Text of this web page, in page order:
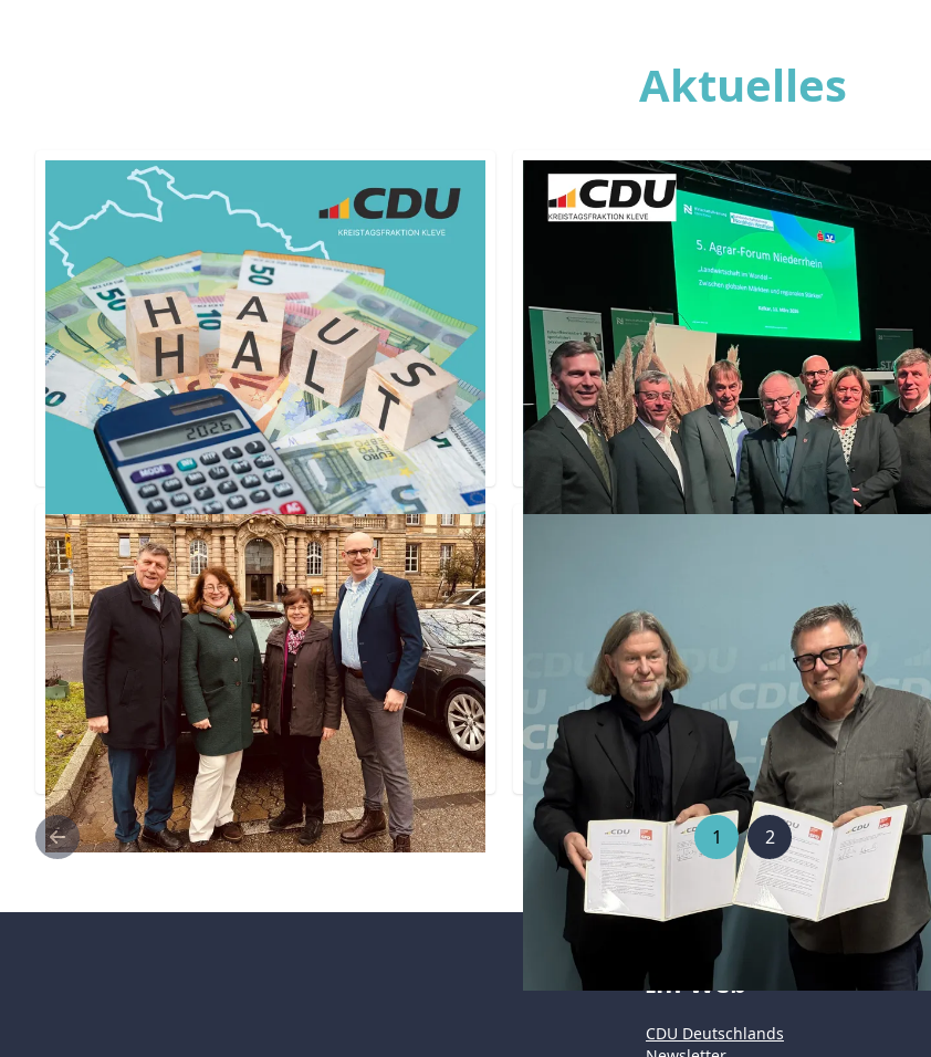
Aktuelles
Haushalt des Kreises Kleve beschlossen
In seiner Sitzung am 26. März 2026 hat der
Kreistag den Kreishaushalt mit großer Mehrheit
beschlossen. Lesen Sie hier die Haushaltsrede des
Fraktionsvorsitzenden.
Weiterlesen ...
🌾 Agrar-Forum Niederrhein 2026 🚜
Unter dem Motto „Landwirtschaft im Wandel –
Zwischen globalen Märkten und regionalen
Stärken“ tauschten sich Landwirtinnen und
Weiterlesen ...
Unsere Mitglieder im Regionalrat
Düsseldorf
Die Mitglieder der CDU-Kreistagsfraktion Ulrich
Francken, Frederik Reymer und Agnes Teilmans
nahmen erstmals als neue Mitglieder der CDU-
Fraktion im Regionalrat an der Sitzung teil.
vl. Ulrich Francken, Agnes Teilmans, Agnes
Stevens und Frederik Reymer
Weiterlesen ...
CDU und SPD werden im Kreistag des Kreises
Kleve in den kommenden fünf Jahren eng
zusammenarbeiten. Grundlage ist eine
Kooperationsvereinbarung für die Wahlperiode
2025–2030, mit der beide Fraktionen eine
verlässliche demokratische Mehrheit der Mitte
bilden wollen.
Weiterlesen ...
1 2
Im Web
CDU Deutschlands